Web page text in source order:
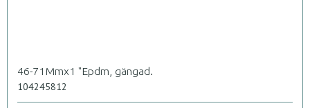
46-71Mmx1 "Epdm, gängad.
104245812